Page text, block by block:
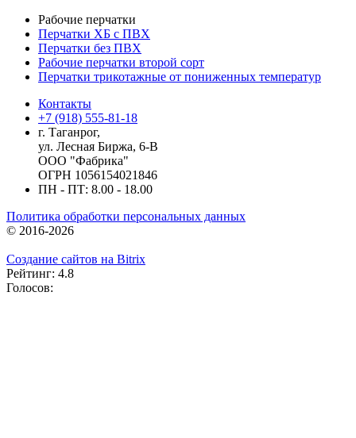
Рабочие перчатки
Перчатки ХБ с ПВХ
Перчатки без ПВХ
Рабочие перчатки второй сорт
Перчатки трикотажные от пониженных температур
Контакты
+7 (918) 555-81-18
г. Таганрог,
ул. Лесная Биржа, 6-В
ООО "Фабрика"
ОГРН 1056154021846
ПН - ПТ: 8.00 - 18.00
Политика обработки персональных данных
© 2016-2026
Создание сайтов на Bitrix
Рейтинг: 4.8
Голосов: